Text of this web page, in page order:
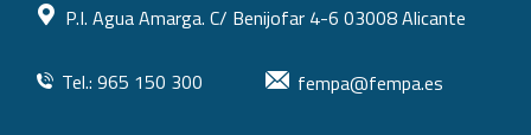
P.I. Agua Amarga. C/ Benijofar 4-6 03008 Alicante
Tel.: 965 150 300 fempa@fempa.es